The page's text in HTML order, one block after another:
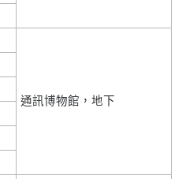
通訊博物館，地下